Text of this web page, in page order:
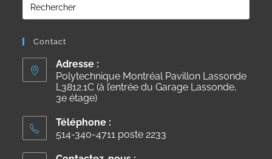
Contact
Adresse :
Polytechnique Montréal Pavillon Lassonde
L3812.1C (à l’entrée du Garage Lassonde,
3e étage)
Téléphone :
514-340-4711 poste 2233